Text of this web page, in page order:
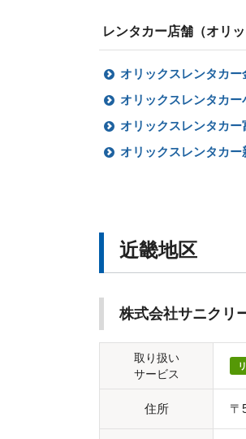
レンタカー店舗（オリ
オリックスレンタカ
オリックスレンタカー
オリックスレンタカ
オリックスレンタカー
近畿地区
株式会社サニクリ
取り扱い
サービス
住所 〒